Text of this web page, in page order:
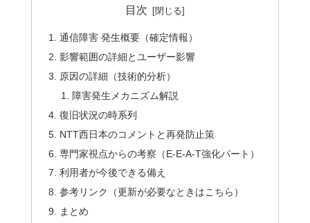
目次
通信障害 発生概要（確定情報）
影響範囲の詳細とユーザー影響
原因の詳細（技術的分析）
障害発生メカニズム解説
復旧状況の時系列
NTT西日本のコメントと再発防止策
専門家視点からの考察（E-E-A-T強化パート）
利用者が今後できる備え
参考リンク（更新が必要なときはこちら）
まとめ